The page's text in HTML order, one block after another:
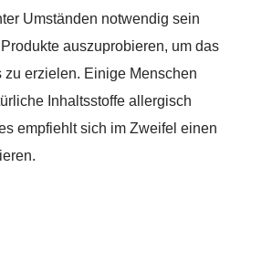
Umständen notwendig sein
auszuprobieren, um das
zu erzielen. Einige Menschen
Inhaltsstoffe allergisch
empfiehlt sich im Zweifel einen